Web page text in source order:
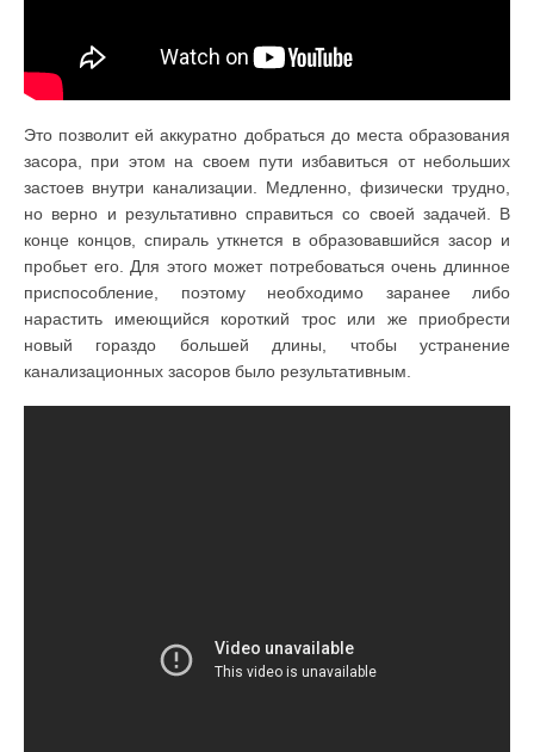
Это позволит ей аккуратно добраться до места образования
засора, при этом на своем пути избавиться от небольших
застоев внутри канализации. Медленно, физически трудно,
но верно и результативно справиться со своей задачей. В
конце концов, спираль уткнется в образовавшийся засор и
пробьет его. Для этого может потребоваться очень длинное
приспособление, поэтому необходимо заранее либо
нарастить имеющийся короткий трос или же приобрести
новый гораздо большей длины, чтобы устранение
канализационных засоров было результативным.